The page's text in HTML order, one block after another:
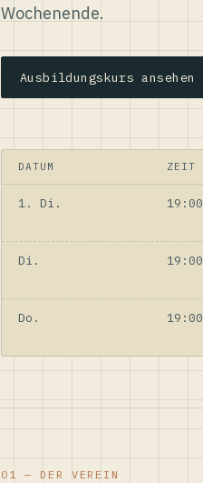
Wochenende.
Ausbildungskurs ansehen
DATUM ZEIT
1. Di. 19:00
Di. 19:00
Do. 19:00
01 — DER VEREIN